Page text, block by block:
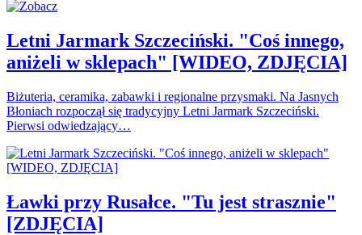
Letni Jarmark Szczeciński. "Coś innego,
aniżeli w sklepach" [WIDEO, ZDJĘCIA]
Biżuteria, ceramika, zabawki i regionalne przysmaki. Na Jasnych
Błoniach rozpoczął się tradycyjny Letni Jarmark Szczeciński.
Pierwsi odwiedzający…
Ławki przy Rusałce. "Tu jest strasznie"
[ZDJĘCIA]